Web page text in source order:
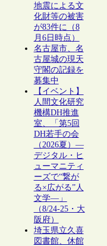
地震による文
化財等の被害
が83件に（8
月6日時点）
名古屋市、名
古屋城の現天
守閣の記録を
募集中
【イベント】
人間文化研究
機構DH推進
室、「第5回
DH若手の会
（2026夏）―
デジタル・ヒ
ューマニティ
ーズで“繋が
る×広がる”人
文学―」
（8/24-25・大
阪府）
埼玉県立久喜
図書館、休館